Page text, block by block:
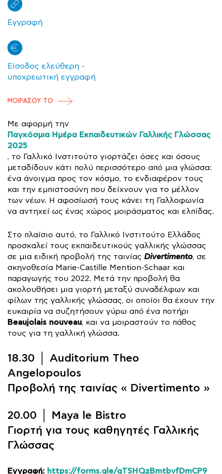
Με αφορμή την
Παγκόσμια Ημέρα Εκπαιδευτικών Γαλλικής Γλώσσας
2025
, το Γαλλικό Ινστιτούτο γιορτάζει όσες και όσους
μεταδίδουν κάτι πολύ περισσότερο από μια γλώσσα:
ένα άνοιγμα προς τον κόσμο, το ενδιαφέρον τους
και την εμπιστοσύνη που δείχνουν για το μέλλον
των νέων. Η αφοσίωσή τους κάνει τη Γαλλοφωνία
να αντηχεί ως ένας χώρος μοιράσματος και ελπίδας.
Στο πλαίσιο αυτό, το Γαλλικό Ινστιτούτο Ελλάδος
προσκαλεί τους εκπαιδευτικούς γαλλικής γλώσσας
σε μια ειδική προβολή της ταινίας Divertimento, σε
σκηνοθεσία Marie-Castille Mention-Schaar και
παραγωγής του 2022. Μετά την προβολή θα
ακολουθήσει μια γιορτή μεταξύ συναδέλφων και
φίλων της γαλλικής γλώσσας, οι οποίοι θα έχουν την
ευκαιρία να συζητήσουν γύρω από ένα ποτήρι
Beaujolais nouveau, και να μοιραστούν το πάθος
τους για τη γαλλική γλώσσα.
18.30 │ Auditorium Theo
Angelopoulos
Προβολή της ταινίας « Divertimento »
20.00 │ Maya le Bistro
Γιορτή για τους καθηγητές Γαλλικής
Γλώσσας
Εγγραφή: https://forms.gle/qTSHQzBmtbvfDmCP9
Εγγραφή
Είσοδος ελεύθερη -
υποχρεωτική εγγραφή
ΜΟΙΡΑΣΟΥ ΤΟ